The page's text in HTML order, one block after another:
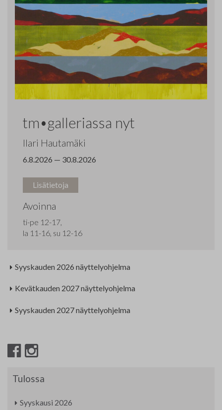
tm•galleriassa nyt
Ilari Hautamäki
6.8.2026 — 30.8.2026
Lisätietoja
Avoinna
ti-pe 12-17,
la 11-16, su 12-16
Syyskauden 2026 näyttelyohjelma
Kevätkauden 2027 näyttelyohjelma
Syyskauden 2027 näyttelyohjelma
Tulossa
Syyskausi 2026